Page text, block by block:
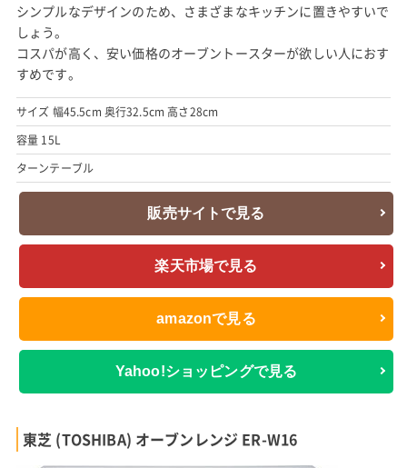
シンプルなデザインのため、さまざまなキッチンに置きやすいで
しょう。
コスパが高く、安い価格のオーブントースターが欲しい人におす
すめです。
サイズ 幅45.5cm 奥行32.5cm 高さ28cm
容量 15L
ターンテーブル
販売サイトで見る
楽天市場で見る
amazonで見る
Yahoo!ショッピングで見る
東芝 (TOSHIBA) オーブンレンジ ER-W16